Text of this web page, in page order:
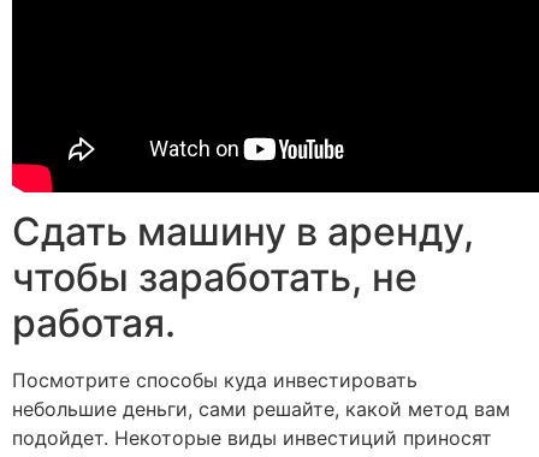
Сдать машину в аренду,
чтобы заработать, не
работая.
Посмотрите способы куда инвестировать
небольшие деньги, сами решайте, какой метод вам
подойдет. Некоторые виды инвестиций приносят